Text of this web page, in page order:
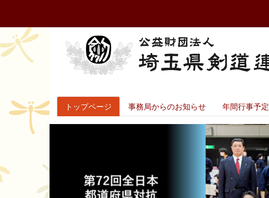
トップページ 事務局からのお知らせ 年間行事予定